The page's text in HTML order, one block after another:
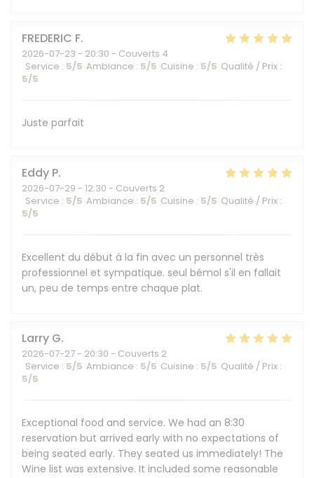
FREDERIC F
2026-07-23 - 20:30 - Couverts 4
Service : 5/5 Ambiance : 5/5 Cuisine : 5/5 Qualité / Prix :
5/5
Juste parfait
Eddy P
2026-07-29 - 12:30 - Couverts 2
Service : 5/5 Ambiance : 5/5 Cuisine : 5/5 Qualité / Prix :
5/5
Excellent du début à la fin avec un personnel très
professionnel et sympatique. seul bémol s'il en fallait
un, peu de temps entre chaque plat.
Larry G
2026-07-27 - 20:30 - Couverts 2
Service : 5/5 Ambiance : 5/5 Cuisine : 5/5 Qualité / Prix :
5/5
Exceptional food and service. We had an 8:30
reservation but arrived early with no expectations of
being seated early. They seated us immediately! The
Wine list was extensive. It included some reasonable